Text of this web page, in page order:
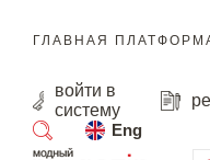
ГЛАВНАЯ
войти в
систему
Eng
поиск